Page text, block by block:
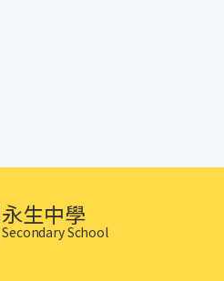
生中學
Secondary School